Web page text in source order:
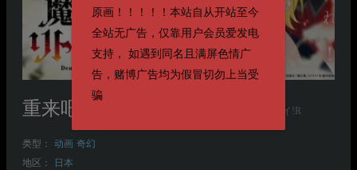
原画！！！！！本站自从开站至今
全站无广告，仅靠用户会员爱发电
支持， 如遇到同名且满屏色情广
告，赌博广告均为假冒切勿上当受
骗
重来吧、魔王大人！R 魔王様、リトライ!R
类型： 动画 奇幻
地区：
日本